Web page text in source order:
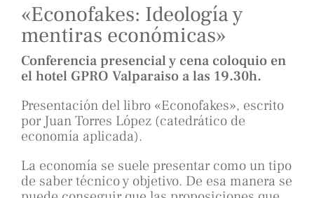
«Econofakes: Ideología y
mentiras económicas»
Conferencia presencial y cena coloquio en
el hotel GPRO Valparaiso a las 19.30h.
Presentación del libro «Econofakes», escrito
por Juan Torres López (catedrático de
economía aplicada).
La economía se suele presentar como un tipo
de saber técnico y objetivo. De esa manera se